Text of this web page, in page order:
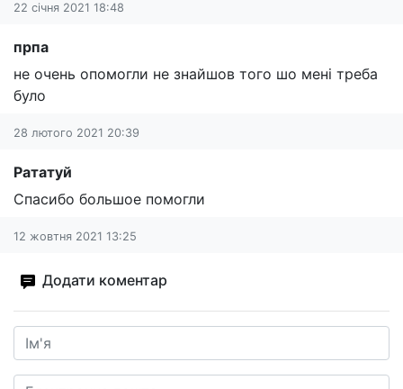
22 січня 2021 18:48
прпа
не очень опомогли не знайшов того шо мені треба
було
28 лютого 2021 20:39
Рататуй
Спасибо большое помогли
12 жовтня 2021 13:25
Додати коментар